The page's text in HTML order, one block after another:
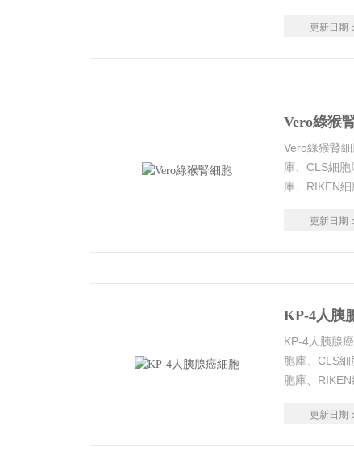
料清晰，代
更新日期：
Vero綠猴
Vero綠猴腎
庫、CLS細
庫、RIKEN
輕，活力好
更新日期：
KP-4人胰
KP-4人胰腺
胞庫、CLS
胞庫、
數年輕，活
更新日期：